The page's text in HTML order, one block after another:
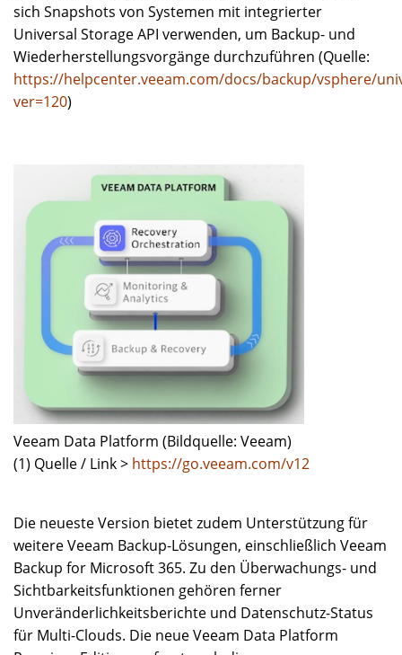
sich Snapshots von Systemen mit integrierter
Universal Storage API verwenden, um Backup- und
Wiederherstellungsvorgänge durchzuführen (Quelle:
https://helpcenter.veeam.com/docs/backup/vsphere/
ver=120)
Veeam Data Platform (Bildquelle: Veeam)
(1) Quelle / Link > https://go.veeam.com/v12
Die neueste Version bietet zudem Unterstützung für
weitere Veeam Backup-Lösungen, einschließlich Veeam
Backup for Microsoft 365. Zu den Überwachungs- und
Sichtbarkeitsfunktionen gehören ferner
Unveränderlichkeitsberichte und Datenschutz-Status
für Multi-Clouds. Die neue Veeam Data Platform